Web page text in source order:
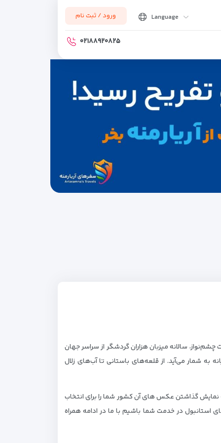
Language ورود / ثبت نام
۰۲۱۸۸۹۲۰۸۲۵
سالانه میزبان هزاران گردشگر از سراسر جهان
به شمار می‌آید. از قلعه‌های باستانی تا آب‌های زلال
نمایش گذاشتن عکس های آن کشور شما را برای انتخاب
استانبول در خدمت شما باشیم با ما در ادامه همراه